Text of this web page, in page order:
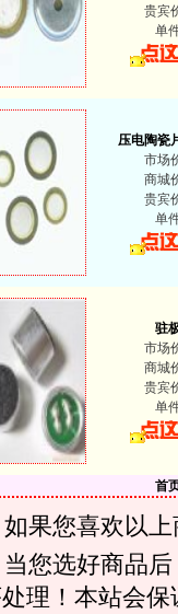
贵宾
单
压电陶瓷
市场
商城
贵宾
单
驻
市场
商城
贵宾
单
首
如果您喜欢以
当您选好商品
理！本站会